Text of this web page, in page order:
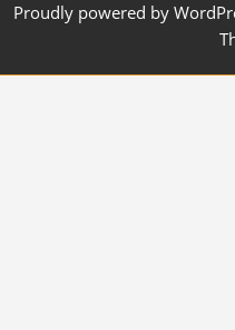
Proudly powered by